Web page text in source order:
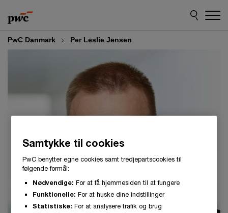
to
content
to
footer
PwC Danmark Per Leslie Jensen
Samtykke til cookies
PwC benytter egne cookies samt tredjepartscookies til
følgende formål:
Nødvendige: For at få hjemmesiden til at fungere
Funktionelle: For at huske dine indstillinger
Statistiske: For at analysere trafik og brug